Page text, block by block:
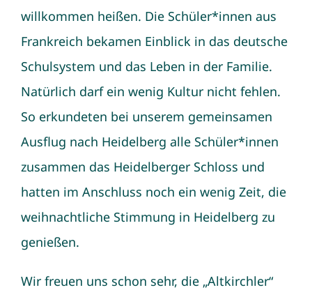
willkommen heißen. Die Schüler*innen aus
Frankreich bekamen Einblick in das deutsche
Schulsystem und das Leben in der Familie.
Natürlich darf ein wenig Kultur nicht fehlen.
So erkundeten bei unserem gemeinsamen
Ausflug nach Heidelberg alle Schüler*innen
zusammen das Heidelberger Schloss und
hatten im Anschluss noch ein wenig Zeit, die
weihnachtliche Stimmung in Heidelberg zu
genießen.
Wir freuen uns schon sehr, die „Altkirchler“